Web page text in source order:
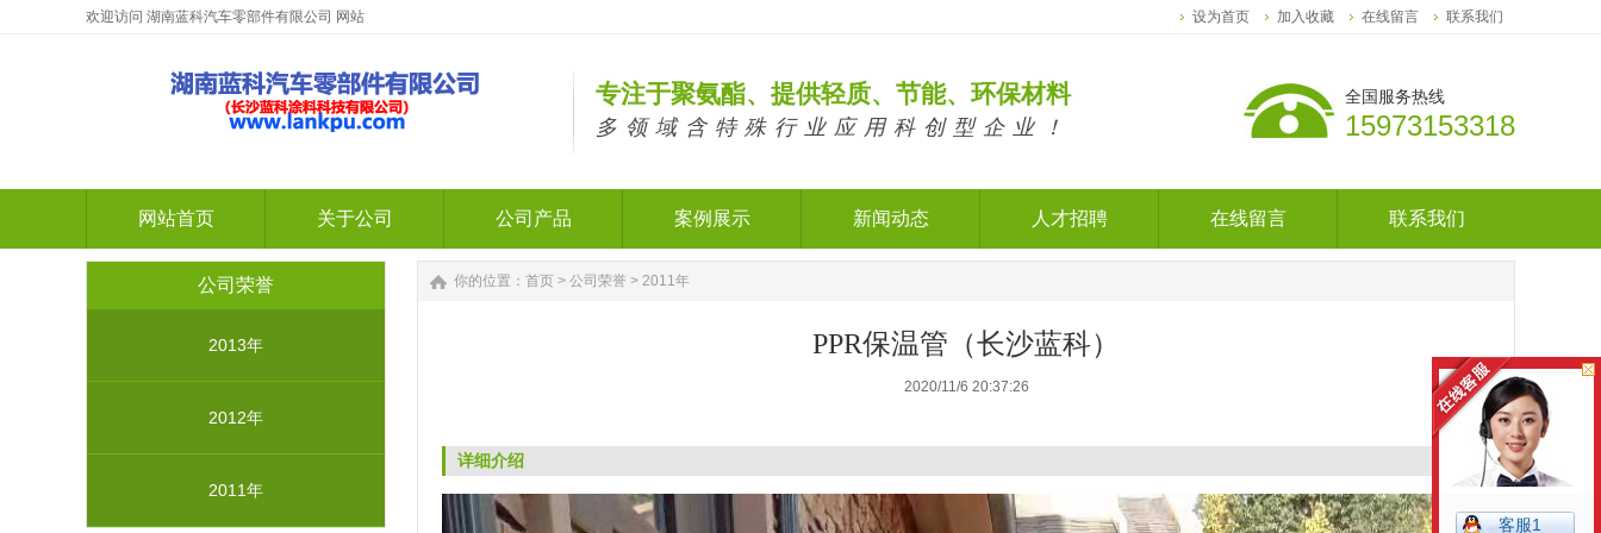
欢迎访问 湖南蓝科汽车零部件有限公司 网站 设为首页 加入收藏 在线留言 联系我们
专注于聚氨酯、提供轻质、节能、环保材料
多领域含特殊行业应用科创型企业！
全国服务热线
15973153318
网站首页 关于公司 公司产品 案例展示 新闻动态 人才招聘 在线留言 联系我们
公司荣誉
2013年
2012年
2011年
你的位置： 首页 > 公司荣誉 > 2011年
PPR保温管（长沙蓝科）
2020/11/6 20:37:26
详细介绍
客服1